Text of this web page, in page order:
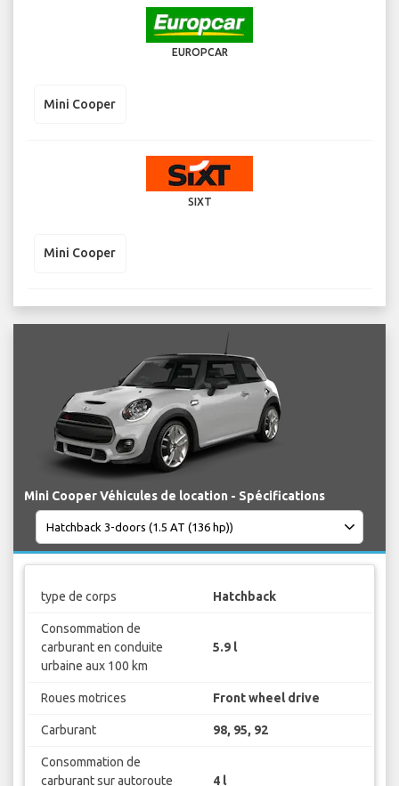
EUROPCAR
Mini Cooper
SIXT
Mini Cooper
Mini Cooper Véhicules de location - Spécifications
type de corps Hatchback
Consommation de
carburant en conduite
urbaine aux 100 km
5.9 l
Roues motrices Front wheel drive
Carburant 98, 95, 92
Consommation de
carburant sur autoroute
4 l